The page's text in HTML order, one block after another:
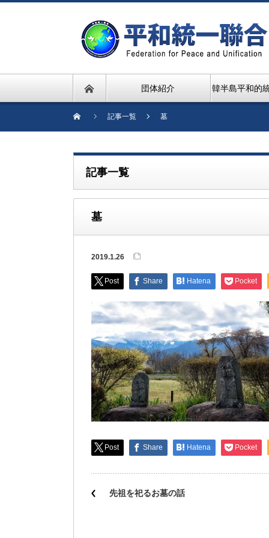
団体紹介 韓半島平和的
記事一覧 墓
記事一覧
墓
2019.1.26
Post Share Hatena Pocket
Post Share Hatena Pocket
先祖を祀るお墓の話